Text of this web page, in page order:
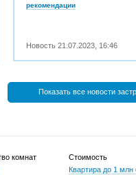
рекомендации
Новость21.07.2023 16:46
Показать все новости
комнат
Стоимость
Квартира до 1 млн